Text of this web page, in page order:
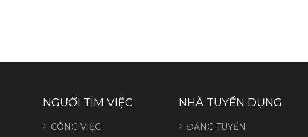
NGƯỜI TÌM VIỆC
CÔNG VIỆC
NHÀ TUYỂN DỤNG
ĐĂNG TUYỂN